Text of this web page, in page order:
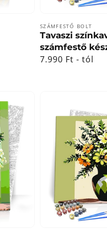
Forgalmazó:
SZÁMFESTŐ BOLT
Tavaszi
számfestő
Normál
7.990 Ft - tól